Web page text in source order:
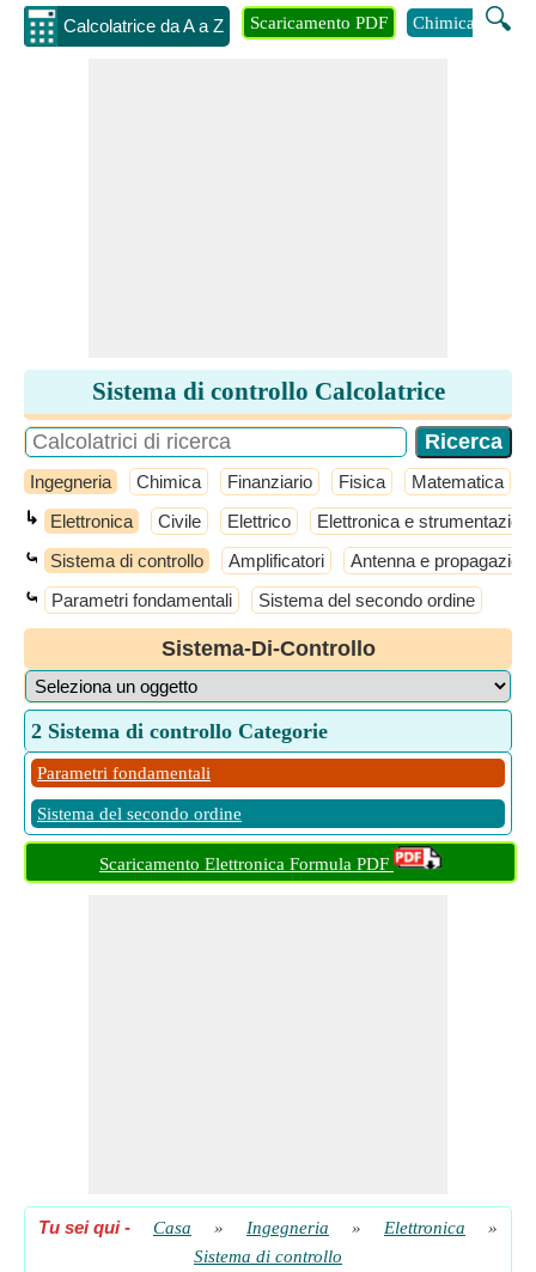
Calcolatrice da A a Z 🔍
Scaricamento PDF Chimica
Sistema di controllo Calcolatrice
Ingegneria Chimica Finanziario Fisica Matematica
↳ Elettronica Civile Elettrico Elettronica e
⤿ Sistema di controllo Amplificatori Antenna e
⤿ Parametri fondamentali Sistema del secondo ordine
Sistema-Di-Controllo
2 Sistema di controllo Categorie
Parametri fondamentali
Sistema del secondo ordine
Scaricamento Elettronica Formula PDF
Tu sei qui- Casa » Ingegneria » Elettronica
»
Sistema di controllo